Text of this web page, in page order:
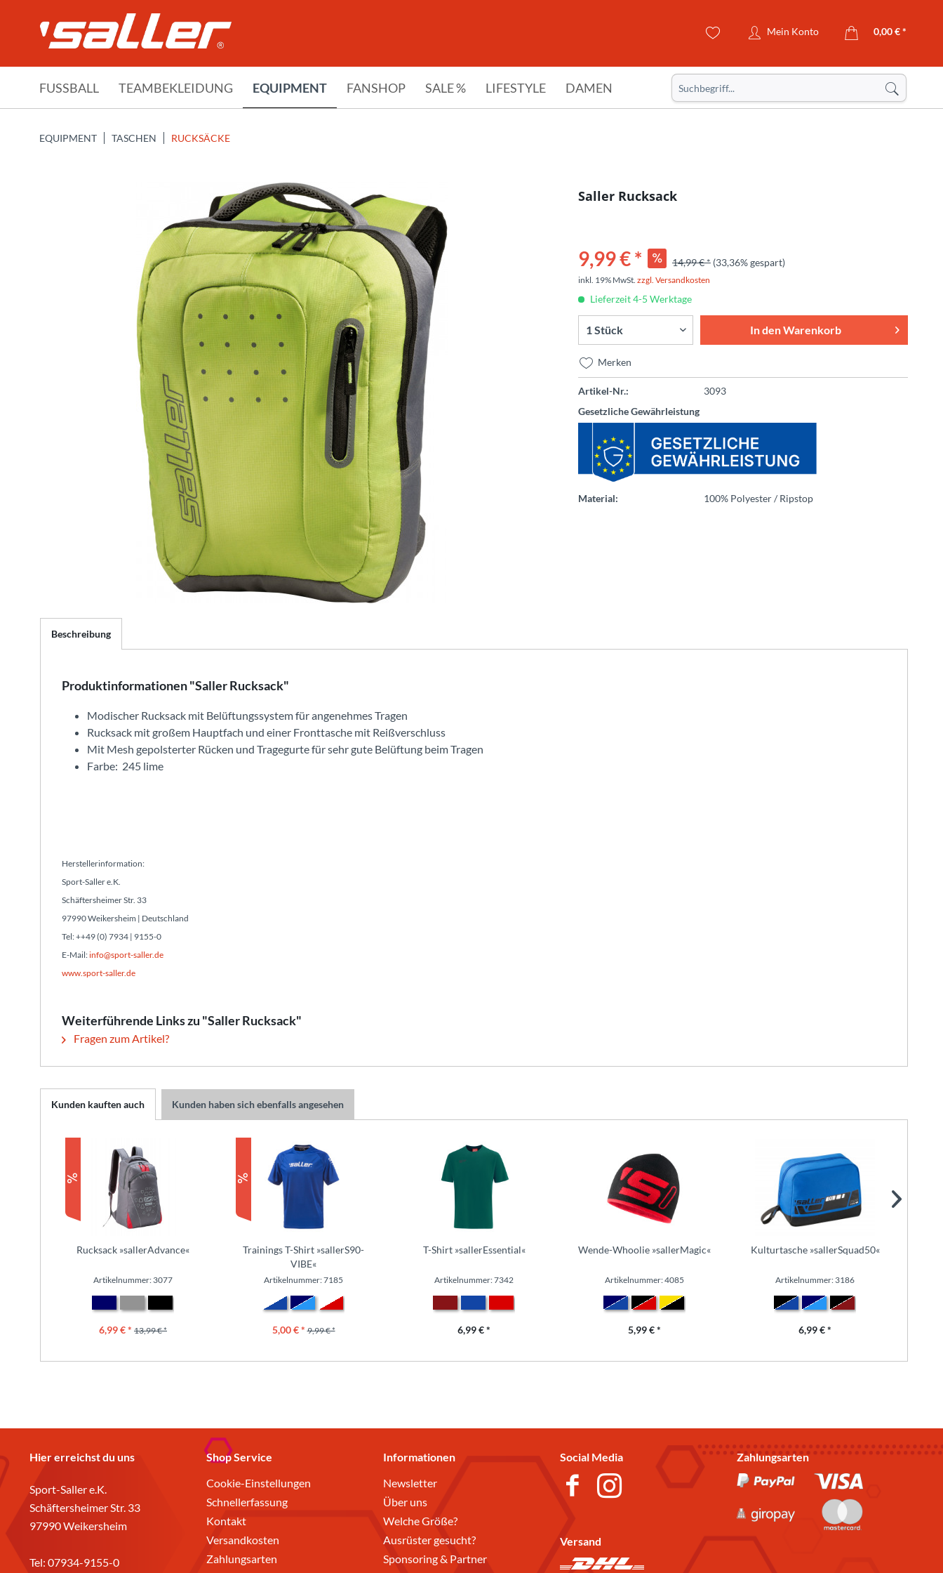
Mein Konto 0,00 € *
FUSSBALL TEAMBEKLEIDUNG EQUIPMENT FANSHOP SALE % LIFESTYLE DAMEN
EQUIPMENT TASCHEN RUCKSÄCKE
Saller Rucksack
9,99 € * 14,99 € * (33,36% gespart)
inkl. 19% MwSt. zzgl. Versandkosten
Lieferzeit 4-5 Werktage
In denWarenkorb
Merken
Artikel-Nr.:
3093
Gesetzliche Gewährleistung
Material: 100% Polyester / Ripstop
Beschreibung
Produktinformationen "Saller Rucksack"
Modischer Rucksack mit Belüftungssystem für angenehmes Tragen
Rucksack mit großem Hauptfach und einer Fronttasche mit Reißverschluss
Mit Mesh gepolsterter Rücken und Tragegurte für sehr gute Belüftung beim Tragen
Farbe: 245 lime
Herstellerinformation:
Sport-Saller e.K.
Schäftersheimer Str. 33
97990 Weikersheim | Deutschland
Tel: ++49 (0) 7934 | 9155-0
E-Mail:info@sport-saller.de
www.sport-saller.de
Weiterführende Links zu "Saller Rucksack"
Fragen zum Artikel?
Kunden kauften auch Kunden haben sich ebenfalls angesehen
Rucksack »sallerAdvance«
Artikelnummer: 3077
6,99 € * 13,99 € *
Trainings T-Shirt »sallerS90-
VIBE«
Artikelnummer: 7185
5,00 € * 9,99 € *
T-Shirt »sallerEssential«
Artikelnummer: 7342
6,99 € *
Wende-Whoolie »sallerMagic«
Artikelnummer: 4085
5,99 € *
Kulturtasche »sallerSquad50«
Artikelnummer: 3186
6,99 € *
Hier erreichst du uns
Sport-Saller e.K.
Schäftersheimer Str. 33
97990 Weikersheim
Tel: 07934-9155-0
Shop Service
Cookie-Einstellungen
Schnellerfassung
Kontakt
Versandkosten
Zahlungsarten
Informationen
Newsletter
Über uns
Welche Größe?
Ausrüster gesucht?
Sponsoring & Partner
Social Media
Versand
Zahlungsarten